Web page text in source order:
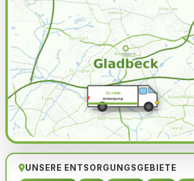
ÖLTANK
entsorgung
UNSERE ENTSORGUNGSGEBIETE